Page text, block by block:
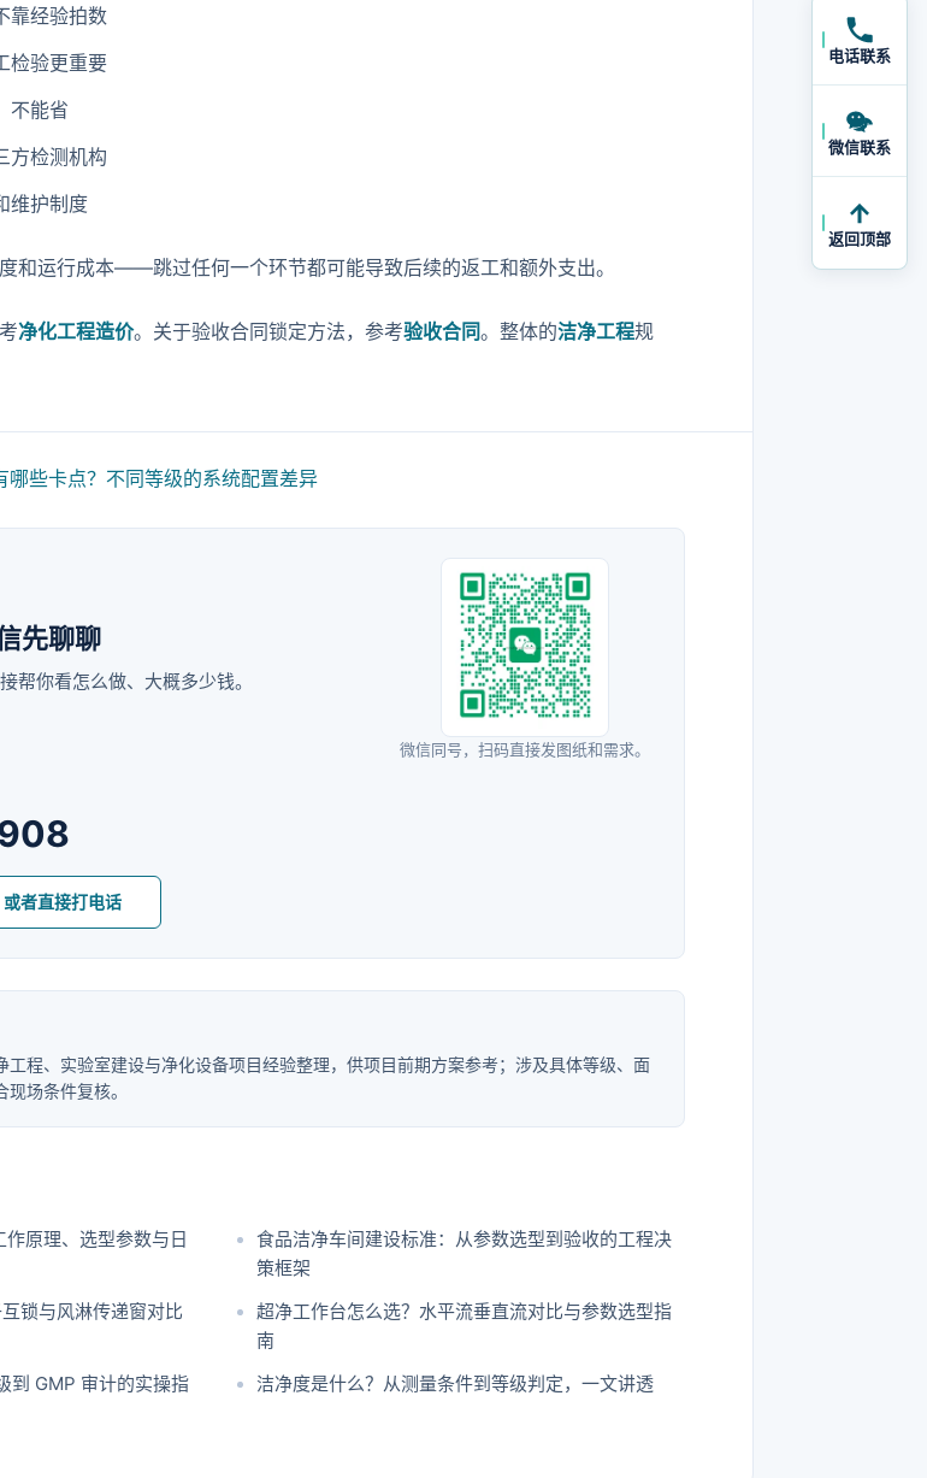
靠经验拍数
检验更重要
不能省
方检测机构
维护制度
和运行成本——跳过任何一个环节都可能导致后续的返工和额外支出。
净化工程造价。关于验收合同锁定方法，参考验收合同。整体的洁净工程规
哪些卡点？不同等级的系统配置差异
先聊聊
帮你看怎么做、大概多少钱。
微信同号，扫码直接发图纸和需求。
或者直接打电话
工程、实验室建设与净化设备项目经验整理，供项目前期方案参考；涉及具体等级、面
场条件复核。
原理、选型参数与日
食品洁净车间建设标准：从参数选型到验收的工程决
策框架
锁与风淋传递窗对比
超净工作台怎么选？水平流垂直流对比与参数选型指
南
到 GMP 审计的实操指
洁净度是什么？从测量条件到等级判定，一文讲透
电话联系
微信联系
返回顶部